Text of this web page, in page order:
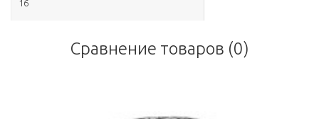
Сравнение товаров (0)